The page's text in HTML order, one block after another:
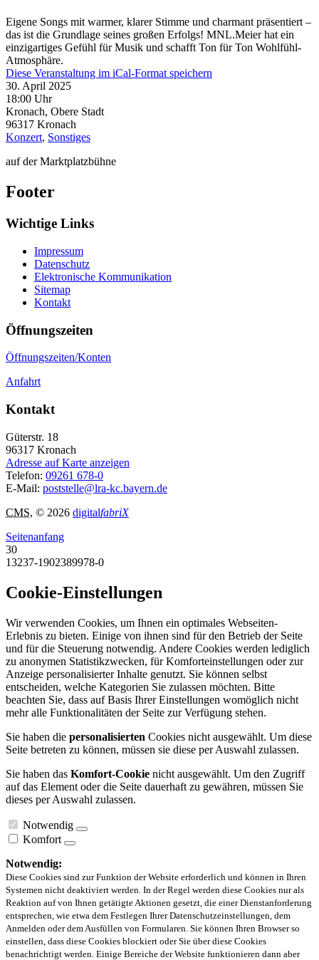
Eigene Songs mit warmer, klarer Stimme und charmant präsentiert –
das ist die Grundlage seines großen Erfolgs! MNL.Meier hat ein
einzigartiges Gefühl für Musik und schafft Ton für Ton Wohlfühl-
Atmosphäre.
Diese Veranstaltung im iCal-Format speichern
30. April 2025
18:00 Uhr
Kronach, Obere Stadt
96317 Kronach
Konzert, Sonstiges
auf der Marktplatzbühne
Footer
Wichtige Links
Impressum
Datenschutz
Elektronische Kommunikation
Sitemap
Kontakt
Öffnungszeiten
Öffnungszeiten/Konten
Anfahrt
Kontakt
Güterstr. 18
96317 Kronach
Adresse auf Karte anzeigen
Telefon: 09261 678-0
E-Mail: poststelle@lra-kc.bayern.de
CMS, © 2026 digitalfabriX
Seitenanfang
30
13237-1902389978-0
Cookie-Einstellungen
Wir verwenden Cookies, um Ihnen ein optimales Webseiten-
Erlebnis zu bieten. Einige von ihnen sind für den Betrieb der Seite
und für die Steuerung notwendig. Andere Cookies werden lediglich
zu anonymen Statistikzwecken, für Komforteinstellungen oder zur
Anzeige personalisierter Inhalte genutzt. Sie können selbst
entscheiden, welche Kategorien Sie zulassen möchten. Bitte
beachten Sie, dass auf Basis Ihrer Einstellungen womöglich nicht
mehr alle Funktionalitäten der Seite zur Verfügung stehen.
Sie haben die personalisierten Cookies nicht ausgewählt. Um diese
Seite betreten zu können, müssen sie diese per Auswahl zulassen.
Sie haben das Komfort-Cookie nicht ausgewählt. Um den Zugriff
auf das Element oder die Seite dauerhaft zu gewähren, müssen Sie
dieses per Auswahl zulassen.
Notwendig
Komfort
Notwendig:
Diese Cookies sind zur Funktion der Website erforderlich und können in Ihren
Systemen nicht deaktiviert werden. In der Regel werden diese Cookies nur als
Reaktion auf von Ihnen getätigte Aktionen gesetzt, die einer Dienstanforderung
entsprechen, wie etwa dem Festlegen Ihrer Datenschutzeinstellungen, dem
Anmelden oder dem Ausfüllen von Formularen. Sie können Ihren Browser so
einstellen, dass diese Cookies blockiert oder Sie über diese Cookies
benachrichtigt werden. Einige Bereiche der Website funktionieren dann aber